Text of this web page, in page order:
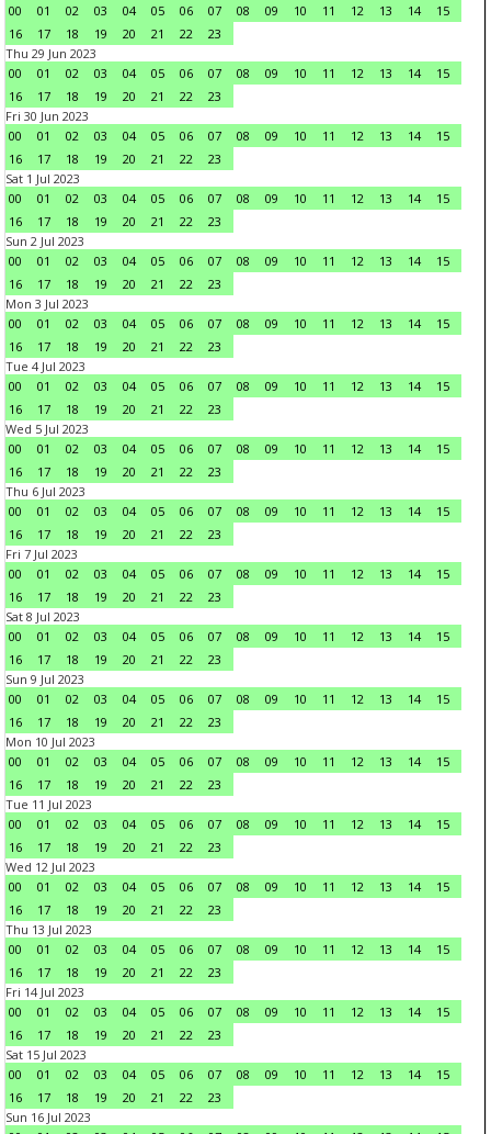
00
01 02 03 04 05 06 07 08 09 10 11 12 13 14
15
16
17 18 19 20 21 22
23
Thu 29 Jun 2023
00
01 02 03 04 05 06 07 08 09 10 11 12 13 14
15
16
17 18 19 20 21 22
23
Fri 30 Jun 2023
00
01 02 03 04 05 06 07 08 09 10 11 12 13 14
15
16
17 18 19 20 21 22
23
Sat 1 Jul 2023
00
01 02 03 04 05 06 07 08 09 10 11 12 13 14
15
16
17 18 19 20 21 22
23
Sun 2 Jul 2023
00
01 02 03 04 05 06 07 08 09 10 11 12 13 14
15
16
17 18 19 20 21 22
23
Mon 3 Jul 2023
00
01 02 03 04 05 06 07 08 09 10 11 12 13 14
15
16
17 18 19 20 21 22
23
Tue 4 Jul 2023
00
01 02 03 04 05 06 07 08 09 10 11 12 13 14
15
16
17 18 19 20 21 22
23
Wed 5 Jul 2023
00
01 02 03 04 05 06 07 08 09 10 11 12 13 14
15
16
17 18 19 20 21 22
23
Thu 6 Jul 2023
00
01 02 03 04 05 06 07 08 09 10 11 12 13 14
15
16
17 18 19 20 21 22
23
Fri 7 Jul 2023
00
01 02 03 04 05 06 07 08 09 10 11 12 13 14
15
16
17 18 19 20 21 22
23
Sat 8 Jul 2023
00
01 02 03 04 05 06 07 08 09 10 11 12 13 14
15
16
17 18 19 20 21 22
23
Sun 9 Jul 2023
00
01 02 03 04 05 06 07 08 09 10 11 12 13 14
15
16
17 18 19 20 21 22
23
Mon 10 Jul 2023
00
01 02 03 04 05 06 07 08 09 10 11 12 13 14
15
16
17 18 19 20 21 22
23
Tue 11 Jul 2023
00
01 02 03 04 05 06 07 08 09 10 11 12 13 14
15
16
17 18 19 20 21 22
23
Wed 12 Jul 2023
00
01 02 03 04 05 06 07 08 09 10 11 12 13 14
15
16
17 18 19 20 21 22
23
Thu 13 Jul 2023
00
01 02 03 04 05 06 07 08 09 10 11 12 13 14
15
16
17 18 19 20 21 22
23
Fri 14 Jul 2023
00
01 02 03 04 05 06 07 08 09 10 11 12 13 14
15
16
17 18 19 20 21 22
23
Sat 15 Jul 2023
00
01 02 03 04 05 06 07 08 09 10 11 12 13 14
15
16
17 18 19 20 21 22
23
Sun 16 Jul 2023